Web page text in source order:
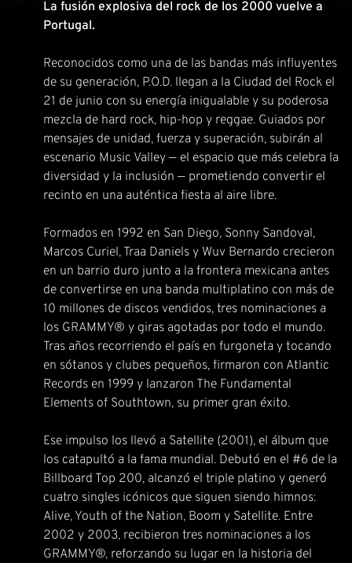
La fusión explosiva del rock de los 2000 vuelve a
Portugal.
Reconocidos como una de las bandas más influyentes
de su generación, P.O.D. llegan a la Ciudad del Rock el
21 de junio con su energía inigualable y su poderosa
mezcla de hard rock, hip-hop y reggae. Guiados por
mensajes de unidad, fuerza y superación, subirán al
escenario Music Valley — el espacio que más celebra la
diversidad y la inclusión — prometiendo convertir el
recinto en una auténtica fiesta al aire libre.
Formados en 1992 en San Diego, Sonny Sandoval,
Marcos Curiel, Traa Daniels y Wuv Bernardo crecieron
en un barrio duro junto a la frontera mexicana antes
de convertirse en una banda multiplatino con más de
10 millones de discos vendidos, tres nominaciones a
los GRAMMY® y giras agotadas por todo el mundo.
Tras años recorriendo el país en furgoneta y tocando
en sótanos y clubes pequeños, firmaron con Atlantic
Records en 1999 y lanzaron The Fundamental
Elements of Southtown, su primer gran éxito.
Ese impulso los llevó a Satellite (2001), el álbum que
los catapultó a la fama mundial. Debutó en el #6 de la
Billboard Top 200, alcanzó el triple platino y generó
cuatro singles icónicos que siguen siendo himnos:
Alive, Youth of the Nation, Boom y Satellite. Entre
2002 y 2003, recibieron tres nominaciones a los
GRAMMY®, reforzando su lugar en la historia del